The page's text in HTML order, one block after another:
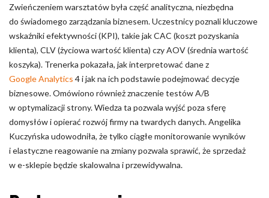
Zwieńczeniem warsztatów była część analityczna, niezbędna
do świadomego zarządzania biznesem. Uczestnicy poznali kluczowe
wskaźniki efektywności (KPI), takie jak CAC (koszt pozyskania
klienta), CLV (życiowa wartość klienta) czy AOV (średnia wartość
koszyka). Trenerka pokazała, jak interpretować dane z
Google Analytics 4 i jak na ich podstawie podejmować decyzje
biznesowe. Omówiono również znaczenie testów A/B
w optymalizacji strony. Wiedza ta pozwala wyjść poza sferę
domysłów i opierać rozwój firmy na twardych danych. Angelika
Kuczyńska udowodniła, że tylko ciągłe monitorowanie wyników
i elastyczne reagowanie na zmiany pozwala sprawić, że sprzedaż
w e-sklepie będzie skalowalna i przewidywalna.